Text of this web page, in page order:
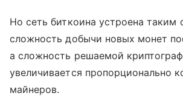
Но сеть биткоина устроена таким
сложность добычи новых монет
а сложность решаемой
увеличивается пропорционально
майнеров.